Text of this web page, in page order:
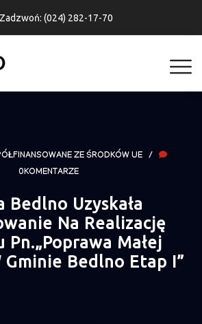
Zadzwoń: (024) 282-17-70
ZE ŚRODKÓW UE /
0KOMENTARZE
Bedlno Uzyskała
Na Realizację
Pn.„Poprawa Małej
Gminie Bedlno Etap I”